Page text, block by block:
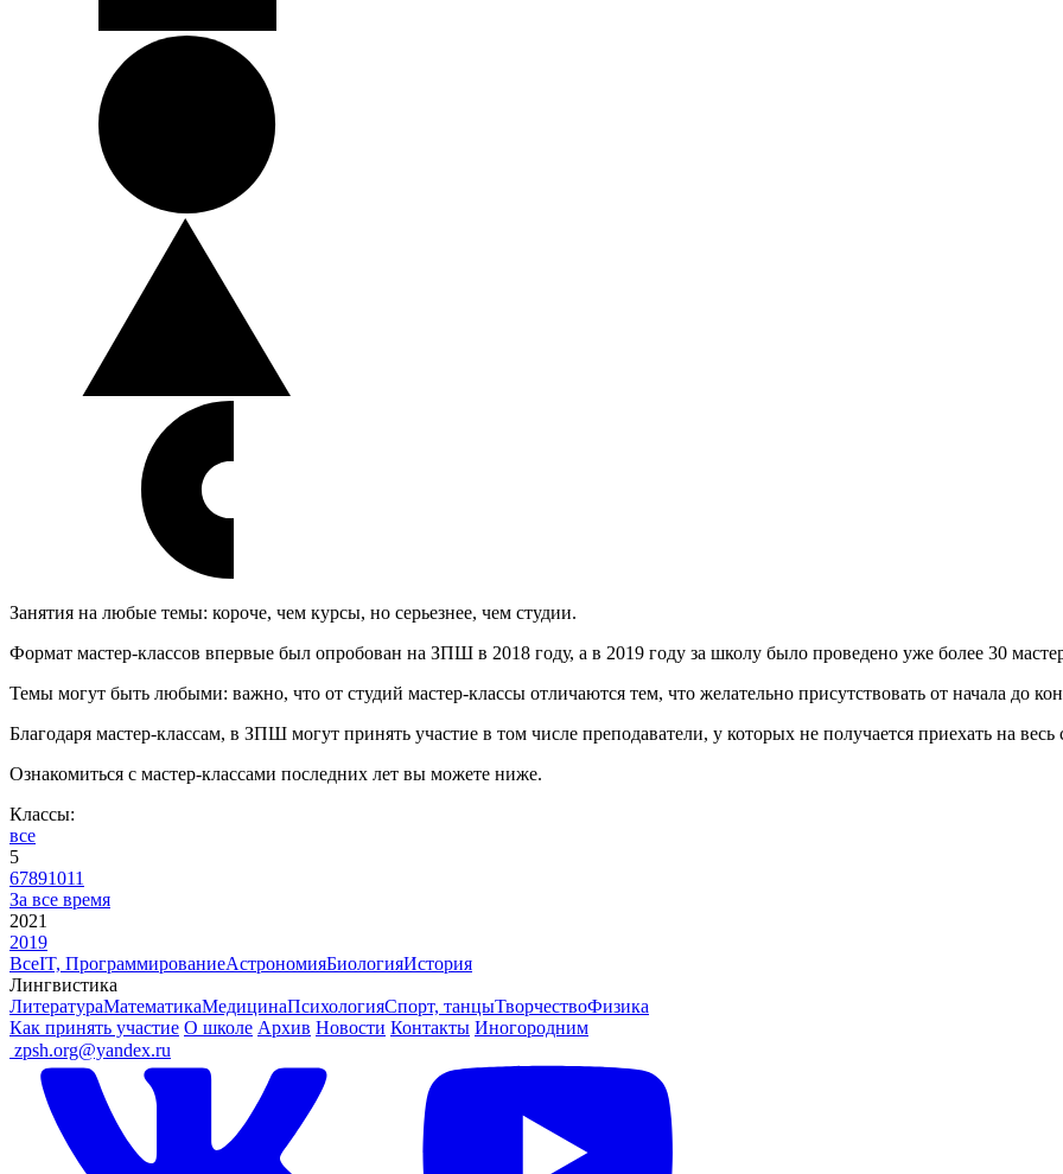
Занятия на любые темы: короче, чем курсы, но серьезнее, чем студии.
Формат мастер-классов впервые был опробован на ЗПШ в 2018 году, а в 2019 году за школу было проведено уже более 30
Темы могут быть любыми: важно, что от студий мастер-классы отличаются тем, что желательно присутствовать от начала до
Благодаря мастер-классам, в ЗПШ могут принять участие в том числе преподаватели, у которых не получается приехать на
Ознакомиться с мастер-классами последних лет вы можете ниже.
Классы:
все
5
67891011
За все время
2021
2019
ВсеIT, ПрограммированиеАстрономияБиологияИстория
Лингвистика
ЛитератураМатематикаМедицинаПсихологияСпорт, танцыТворчествоФизика
Как принять участие О школе Архив Новости Контакты Иногородним
zpsh.org@yandex.ru